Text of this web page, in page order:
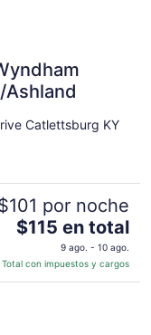
por
noche
Catlettsburg KY
por noche
El
es
de
$115 en total
9 ago. - 10 ago.
Total con impuestos y cargos